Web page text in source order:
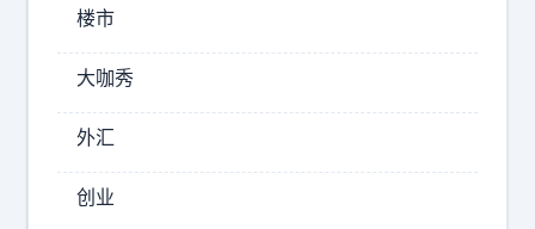
点
：
楼市
大咖秀
外汇
创业